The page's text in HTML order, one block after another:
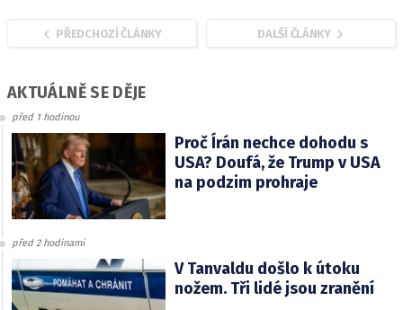
PŘEDCHOZÍ ČLÁNKY DALŠÍ ČLÁNKY
AKTUÁLNĚ SE DĚJE
před 1 hodinou
Proč Írán nechce dohodu s
USA? Doufá, že Trump v USA
na podzim prohraje
před 2 hodinami
V Tanvaldu došlo k útoku
nožem. Tři lidé jsou zranění